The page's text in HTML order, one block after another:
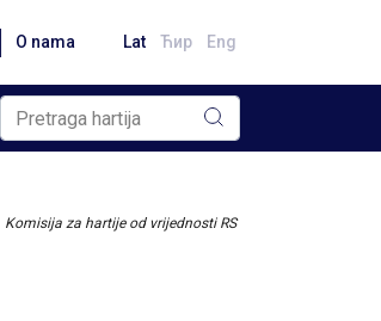
O nama Lat Ћир Eng
Komisija za hartije od vrijednosti RS